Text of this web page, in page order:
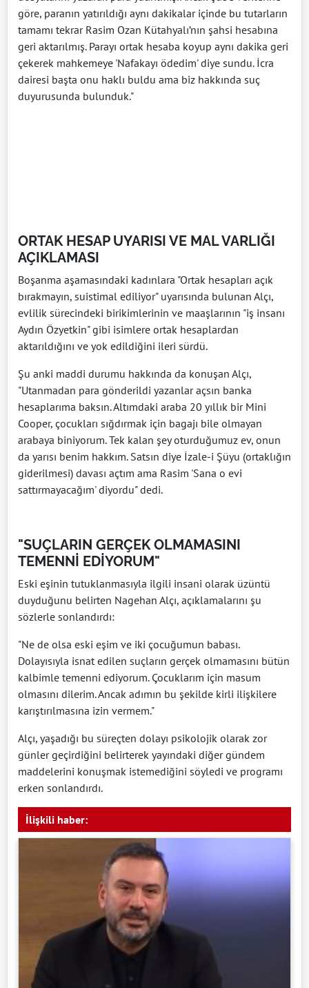
göre, paranın yatırıldığı aynı dakikalar içinde bu tutarların
tamamı tekrar Rasim Ozan Kütahyalı’nın şahsi hesabına
geri aktarılmış. Parayı ortak hesaba koyup aynı dakika geri
çekerek mahkemeye 'Nafakayı ödedim' diye sundu. İcra
dairesi başta onu haklı buldu ama biz hakkında suç
duyurusunda bulunduk."
ORTAK HESAP UYARISI VE MAL VARLIĞI
AÇIKLAMASI
Boşanma aşamasındaki kadınlara "Ortak hesapları açık
bırakmayın, suistimal ediliyor" uyarısında bulunan Alçı,
evlilik sürecindeki birikimlerinin ve maaşlarının "iş insanı
Aydın Özyetkin" gibi isimlere ortak hesaplardan
aktarıldığını ve yok edildiğini ileri sürdü.
Şu anki maddi durumu hakkında da konuşan Alçı,
"Utanmadan para gönderildi yazanlar açsın banka
hesaplarıma baksın. Altımdaki araba 20 yıllık bir Mini
Cooper, çocukları sığdırmak için bagajı bile olmayan
arabaya biniyorum. Tek kalan şey oturduğumuz ev, onun
da yarısı benim hakkım. Satsın diye İzale-i Şüyu (ortaklığın
giderilmesi) davası açtım ama Rasim 'Sana o evi
sattırmayacağım' diyordu" dedi.
"SUÇLARIN GERÇEK OLMAMASINI
TEMENNİ EDİYORUM"
Eski eşinin tutuklanmasıyla ilgili insani olarak üzüntü
duyduğunu belirten Nagehan Alçı, açıklamalarını şu
sözlerle sonlandırdı:
"Ne de olsa eski eşim ve iki çocuğumun babası.
Dolayısıyla isnat edilen suçların gerçek olmamasını bütün
kalbimle temenni ediyorum. Çocuklarım için masum
olmasını dilerim. Ancak adımın bu şekilde kirli ilişkilere
karıştırılmasına izin vermem."
Alçı, yaşadığı bu süreçten dolayı psikolojik olarak zor
günler geçirdiğini belirterek yayındaki diğer gündem
maddelerini konuşmak istemediğini söyledi ve programı
erken sonlandırdı.
İlişkili haber: